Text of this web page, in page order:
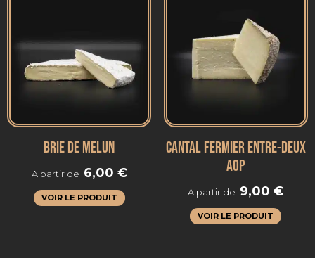
BRIE DE MELUN
A partir de 6,00 €
VOIR LE PRODUIT
CANTAL FERMIER ENTRE-DEUX
AOP
A partir de 9,00€
VOIR LE PRODUIT